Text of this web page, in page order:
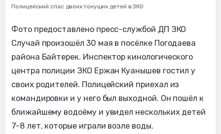
Полицейский спас двоих тонущих детей в ЗКО
Фото предоставлено пресс-службой ДП ЗКО
Случай произошёл 30 мая в посёлке Погодаева
района Байтерек. Инспектор кинологического
центра полиции ЗКО Ержан Куанышев гостил у
своих родителей. Полицейский приехал из
командировки и у него был выходной. Он пошёл к
ближайшему водоёму и увидел нескольких детей
7-8 лет, которые играли возле воды.